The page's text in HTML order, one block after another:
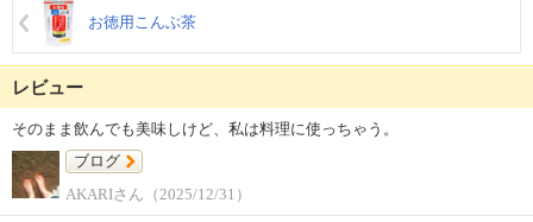
お徳用こんぶ茶
レビュー
そのまま飲んでも美味しけど、私は料理に使っちゃう。
ブログ
AKARIさん（2025/12/31）